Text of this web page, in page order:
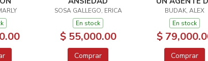
SOSA GALLEGO, ERICA
En stock
$ 55,000.00
Comprar
CAMBIO
BUDAK, ALEX
En stock
$
Comprar